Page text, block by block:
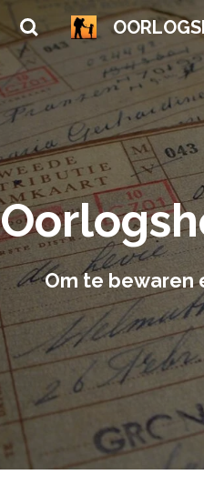
Ga
direct
naar
hoofdinhoud
Om te bewaren